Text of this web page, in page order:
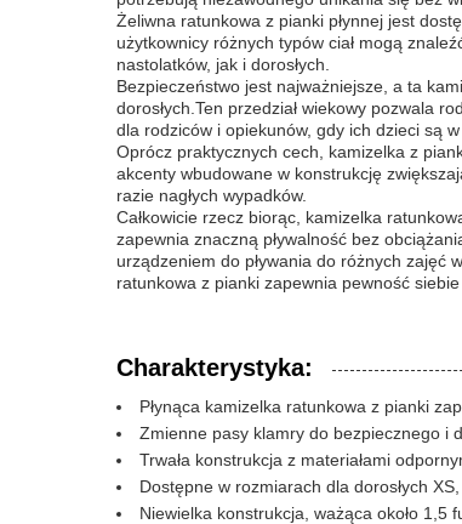
Żeliwna ratunkowa z pianki płynnej jest
użytkownicy różnych typów ciał mogą
nastolatków, jak i dorosłych.
Bezpieczeństwo jest najważniejsze, a ta
dorosłych.Ten przedział wiekowy pozwala
dla rodziców i opiekunów, gdy ich dzieci są w
Oprócz praktycznych cech, kamizelka z
akcenty wbudowane w konstrukcję
razie nagłych wypadków.
Całkowicie rzecz biorąc, kamizelka
zapewnia znaczną pływalność bez
urządzeniem do pływania do różnych zajęć
ratunkowa z pianki zapewnia pewność
Charakterystyka:
Płynąca kamizelka ratunkowa z pianki
Zmienne pasy klamry do bezpiecznego i
Trwała konstrukcja z materiałami
Dostępne w rozmiarach dla dorosłych
Niewielka konstrukcja, ważąca około 1,5